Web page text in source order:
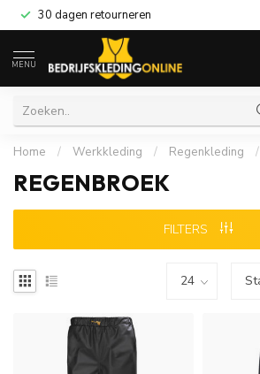
30 dagen retourneren
MENU
Home / Werkkleding / Regenkleding /
REGENBROEK
FILTERS